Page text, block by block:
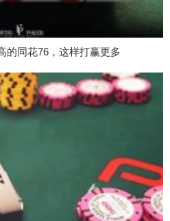
的同花76，这样打赢更多